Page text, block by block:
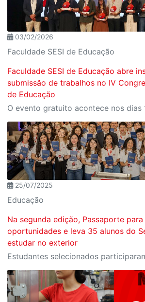
03/02/2026
Faculdade SESI de Educação
Faculdade SESI de Educação abre
submissão de trabalhos no IV
de Educação
25/07/2025
Educação
Na segunda edição, Passaporte
oportunidades e leva 35 alunos do
estudar no exterior